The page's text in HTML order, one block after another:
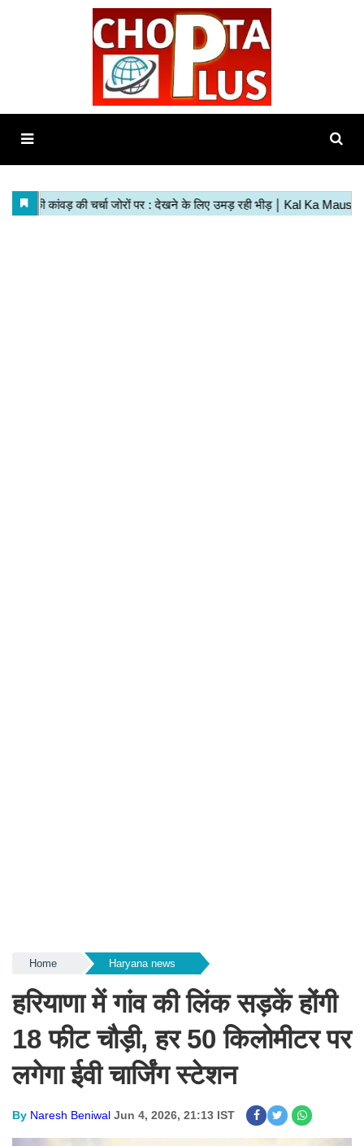
Home Haryana news
हरियाणा में गांव की लिंक सड़कें होंगी
18 फीट चौड़ी, हर 50 किलोमीटर पर
लगेगा ईवी चार्जिंग स्टेशन
By Naresh Beniwal Jun 4, 2026, 21:13 IST